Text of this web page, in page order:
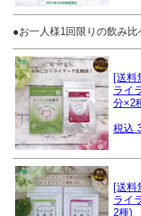
●お一人様1回限りの飲み比
[送料
ライ
分×2
税込
[送料
ライ
2種)